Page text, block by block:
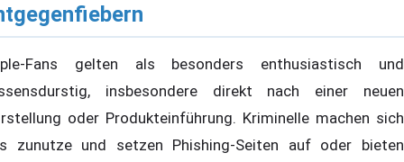
Fans gelten als besonders enthusiastisch und
insbesondere direkt nach einer neuen
oder Produkteinführung. Kriminelle machen sich
zunutze und setzen Phishing-Seiten auf oder bieten